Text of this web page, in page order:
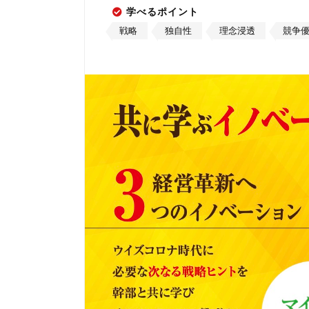
学べるポイント
戦略
独自性 理念浸透 競争